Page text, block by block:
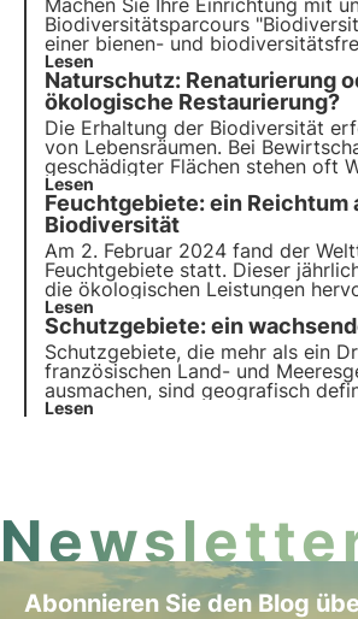
Machen Sie Ihre Einrichtung mit
Biodiversitätsparcours
einer bienen- und
Einrichtung. So sensibilisieren Sie
und Besucher für die Bedeutung
Biodiversität.
Lesen
Naturschutz: Renaturierung
ökologische Restaurierung?
Die Erhaltung der Biodiversität
von Lebensräumen. Bei
geschädigter Flächen stehen oft
und ökologische
Warum sind diese Ansätze
funktionieren sie? Antworten im
Lesen
Feuchtgebiete: ein Reichtum
Biodiversität
Am 2. Februar 2024 fand der
Feuchtgebiete statt. Dieser
die ökologischen Leistungen
zahlreichen betroffenen Gebieten
Doch was verbirgt sich hinter
Welche Interessen hat er für die
Antworten in diesem Artikel.
Lesen
Schutzgebiete: ein
Schutzgebiete, die mehr als ein
französischen Land- und
ausmachen, sind geografisch
deren Priorität die nachhaltige
Lesen
Abonnieren Sie den Blog